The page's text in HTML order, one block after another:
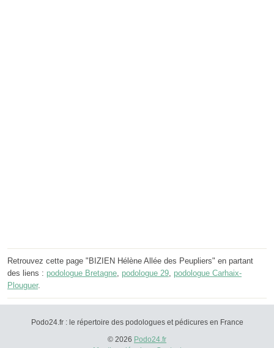
Retrouvez cette page "BIZIEN Hélène Allée des Peupliers" en partant
des liens : podologue Bretagne, podologue 29, podologue Carhaix-
Plouguer.
Podo24.fr : le répertoire des podologues et pédicures en France
© 2026 Podo24.fr